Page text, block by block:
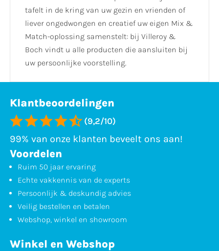
tafelt in de kring van uw gezin en vrienden of
liever ongedwongen en creatief uw eigen Mix &
Match-oplossing samenstelt: bij Villeroy &
Boch vindt u alle producten die aansluiten bij
uw persoonlijke voorstelling.
Klantbeoordelingen
(9,2/10)
99% van onze klanten beveelt ons aan!
Voordelen
Ruim 50 jaar ervaring
Echte vakkennis van de experts
Persoonlijk & deskundig advies
Veilig bestellen en betalen
Webshop, winkel en showroom
Winkel en Webshop